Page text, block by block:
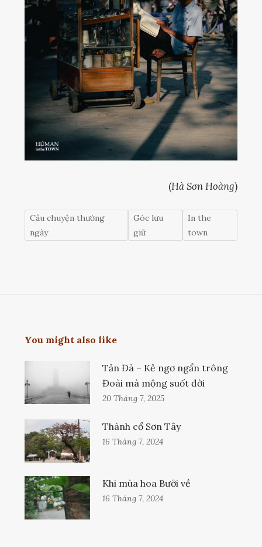
(Hà Sơn Hoàng)
Câu chuyện thường
ngày
Góc lưu
giữ
In the
town
You might also like
Tản Đà – Kẻ ngơ ngẩn trông
Đoài mà mộng suốt đời
20 Tháng 7, 2025
Thành cổ Sơn Tây
16 Tháng 7, 2024
Khi mùa hoa Bưởi về
16 Tháng 7, 2024